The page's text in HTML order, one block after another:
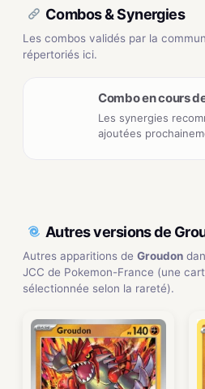
Combos & Synergies
Les combos validés par la
répertoriés ici.
Combo en cours
Les synergies
ajoutées
Autres versions de
Autres apparitions de Groudon
JCC de Pokemon-France (une
sélectionnée selon la rareté).